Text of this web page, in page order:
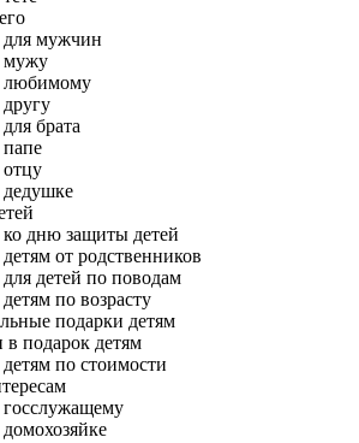
мужчин
мужу
любимому
брата
дню защиты детей
от родственников
детей по поводам
по возрасту
подарки детям
подарок детям
по стоимости